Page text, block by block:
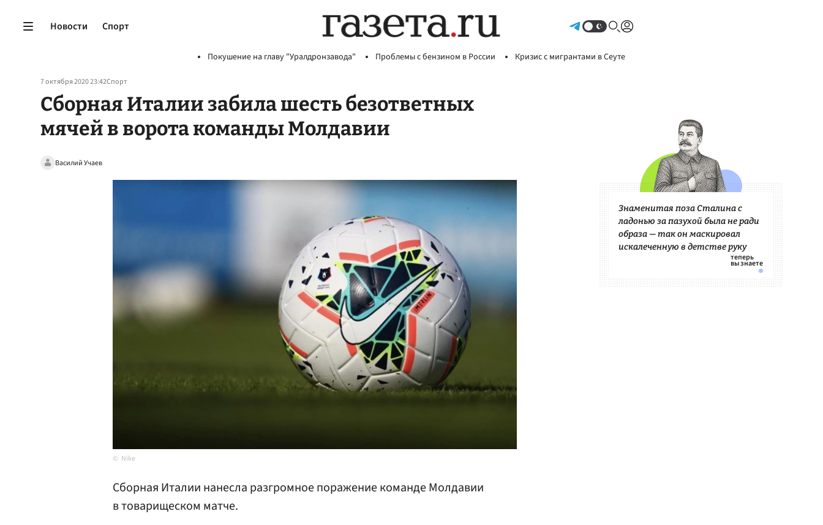
Новости Спорт
Покушение на главу "Уралдронзавода" Проблемы с бензином в России Кризис с мигрантами в Сеуте
7 октября 2020 23:42Спорт
Сборная Италии забила шесть безответных
мячей в ворота команды Молдавии
Василий Учаев
Nike
Сборная Италии нанесла разгромное поражение команде Молдавии
в товарищеском матче.
Знаменитая поза Сталина с
ладонью за пазухой была не ради
образа — так он маскировал
искалеченную в детстве руку